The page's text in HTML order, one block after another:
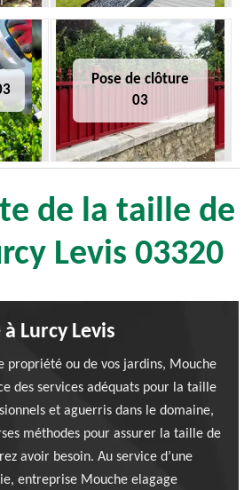
Pose de clôture
03
de la taille de
Levis 03320
Lurcy Levis
propriété ou de vos jardins, Mouche
des services adéquats pour la taille
et aguerris dans le domaine,
méthodes pour assurer la taille de
avoir besoin. Au service d’une
entreprise Mouche elagage